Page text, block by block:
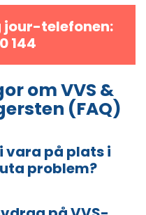
jour-telefonen:
144
om VVS &
(FAQ)
vara på plats i
problem?